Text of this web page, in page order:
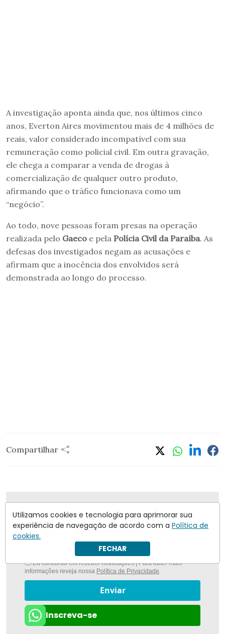
A investigação aponta ainda que, nos últimos cinco
anos, Everton Aires movimentou mais de 4 milhões de
reais, valor considerado incompatível com sua
remuneração como policial civil. Em outra gravação,
ele chega a comparar a venda de drogas à
comercialização de qualquer outro produto,
afirmando que o tráfico funcionava como um
“negócio”.
Ao todo, nove pessoas foram presas na operação
realizada pelo Gaeco e pela Polícia Civil da Paraíba. As
defesas dos investigados negam as acusações e
afirmam que a inocência dos envolvidos será
demonstrada ao longo do processo.
Compartilhar
Antagonista
Eu concordo em receber notificações | Para obter mais
informações reveja nossa Política de Privacidade
Enviar
Inscreva-se
Utilizamos cookies e tecnologia para aprimorar sua
experiência de navegação de acordo com a Política de
cookies.
FECHAR